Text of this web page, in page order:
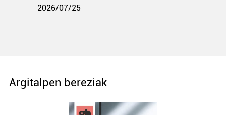
2026/07/25
Argitalpen bereziak